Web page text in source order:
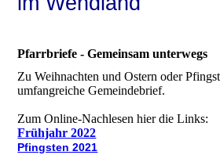
Pfarrbriefe - Gemeinsam unterwegs
Zu Weihnachten und Ostern oder
umfangreiche Gemeindebrief.
Zum Online-Nachlesen hier die Links:
Frühjahr 2022
Pfingsten 2021